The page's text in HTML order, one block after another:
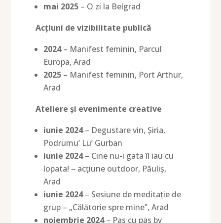
mai 2025 – O zi la Belgrad
Acțiuni de vizibilitate publică
2024– Manifest feminin, Parcul
Europa, Arad
2025 – Manifest feminin, Port Arthur,
Arad
Ateliere și evenimente creative
iunie 2024– Degustare vin, Șiria,
Podrumu’ Lu’ Gurban
iunie 2024– Cine nu-i gata îl iau cu
lopata! – acțiune outdoor, Păuliș,
Arad
iunie 2024– Sesiune de meditație de
grup – „Călătorie spre mine”, Arad
noiembrie 2024– Pas cu pas by